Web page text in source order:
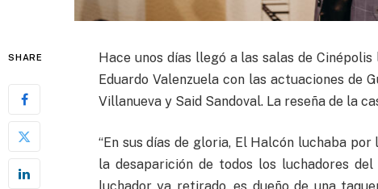
SHARE
Hace unos días llegó a las salas de
Eduardo Valenzuela con las actuaciones de
Villanueva y Said Sandoval. La reseña de la
“En sus días de gloria, El Halcón luchaba
la desaparición de todos los luchadores